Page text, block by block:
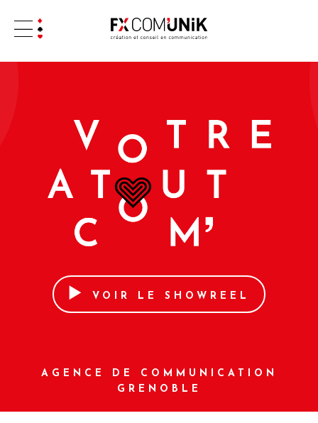
VOIR LE SHOWREEL
AGENCE DE COMMUNICATION
GRENOBLE